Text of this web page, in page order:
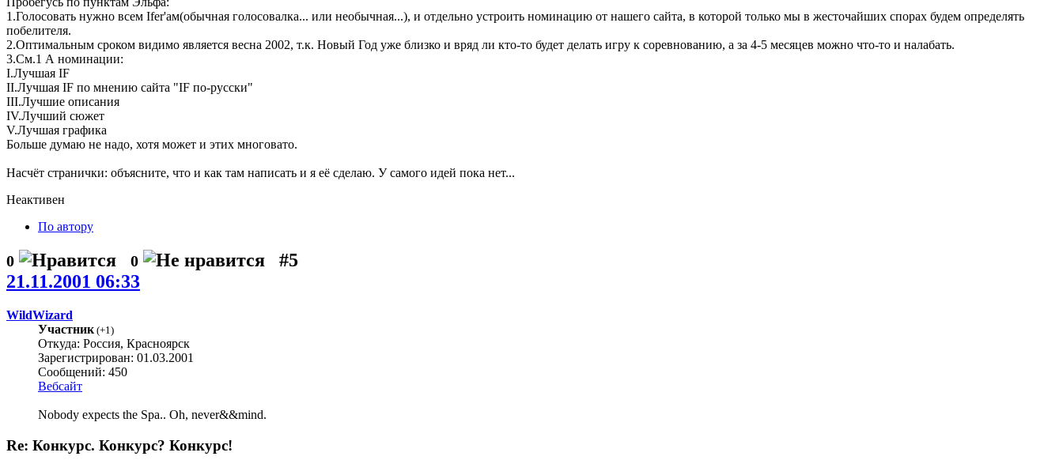
1.Голосовать нужно всем Ifer'aм(обычная голосовалка... или необычная...), и отдельно устроить номинацию от нашего сайта, в которой только мы в жесточайших спорах будем определять
побелителя.
2.Оптимальным сроком видимо является весна 2002, т.к. Новый Год уже близко и вряд ли кто-то будет делать игру к соревнованию, а за 4-5 месяцев можно что-то и налабать.
3.См.1 А номинации:
I.Лучшая IF
II.Лучшая IF по мнению сайта "IF по-русски"
III.Лучшие описания
IV.Лучший сюжет
V.Лучшая графика
Больше думаю не надо, хотя может и этих многовато.
Насчёт странички: объясните, что и как там написать и я её сделаю. У самого идей пока нет...
Неактивен
По автору
0 0
#5
21.11.2001 06:33
WildWizard
Участник (+1 )
Откуда: Россия, Красноярск
Зарегистрирован: 01.03.2001
Сообщений: 450
Вебсайт
Nobody expects the Spa.. Oh, never&&mind.
Re: Конкурс. Конкурс? Конкурс!